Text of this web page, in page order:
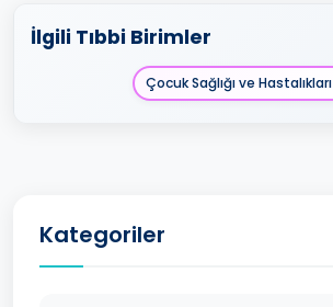
İlgili Tıbbi Birimler
Çocuk Sağlığı ve Hastalıkları
Kategoriler